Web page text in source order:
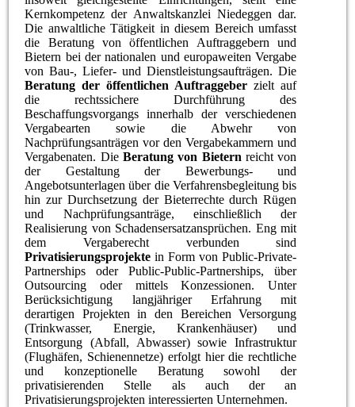
Kernkompetenz der Anwaltskanzlei Niedeggen dar.
Die anwaltliche Tätigkeit in diesem Bereich umfasst
die Beratung von öffentlichen Auftraggebern und
Bietern bei der nationalen und europaweiten Vergabe
von Bau-, Liefer- und Dienstleistungsaufträgen. Die
Beratung der öffentlichen Auftraggeber zielt auf
die rechtssichere Durchführung des
Beschaffungsvorgangs innerhalb der verschiedenen
Vergabearten sowie die Abwehr von
Nachprüfungsanträgen vor den Vergabekammern und
Vergabenaten. Die Beratung von Bietern reicht von
der Gestaltung der Bewerbungs- und
Angebotsunterlagen über die Verfahrensbegleitung bis
hin zur Durchsetzung der Bieterrechte durch Rügen
und Nachprüfungsanträge, einschließlich der
Realisierung von Schadensersatzansprüchen. Eng mit
dem Vergaberecht verbunden sind
Privatisierungsprojekte in Form von Public-Private-
Partnerships oder Public-Public-Partnerships, über
Outsourcing oder mittels Konzessionen. Unter
Berücksichtigung langjähriger Erfahrung mit
derartigen Projekten in den Bereichen Versorgung
(Trinkwasser, Energie, Krankenhäuser) und
Entsorgung (Abfall, Abwasser) sowie Infrastruktur
(Flughäfen, Schienennetze) erfolgt hier die rechtliche
und konzeptionelle Beratung sowohl der
privatisierenden Stelle als auch der an
Privatisierungsprojekten interessierten Unternehmen.